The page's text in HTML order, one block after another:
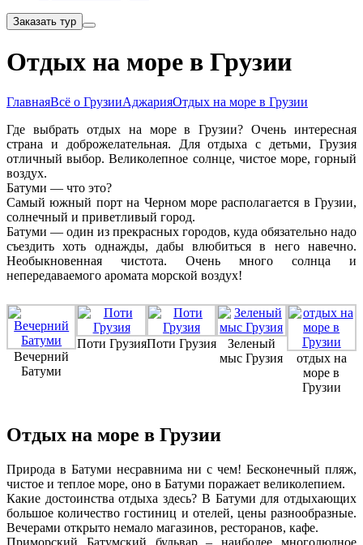
Заказать тур
Отдых на море в Грузии
ГлавнаяВсё о ГрузииАджарияОтдых на море в Грузии
Где выбрать отдых на море в Грузии? Очень интересная
страна и доброжелательная. Для отдыха с детьми, Грузия
отличный выбор. Великолепное солнце, чистое море, горный
воздух.
Батуми — что это?
Самый южный порт на Черном море располагается в Грузии,
солнечный и приветливый город.
Батуми — один из прекрасных городов, куда обязательно надо
съездить хоть однажды, дабы влюбиться в него навечно.
Необыкновенная чистота. Очень много солнца и
непередаваемого аромата морской воздух!
Вечерний
Батуми
Поти ГрузияПоти Грузия
Зеленый
мыс Грузия
отдых на
море в
Грузии
Отдых на море в Грузии
Природа в Батуми несравнима ни с чем! Бесконечный пляж,
чистое и теплое море, оно в Батуми поражает великолепием.
Какие достоинства отдыха здесь? В Батуми для отдыхающих
большое количество гостиниц и отелей, цены разнообразные.
Вечерами открыто немало магазинов, ресторанов, кафе.
Приморский Батумский бульвар – наиболее многолюдное